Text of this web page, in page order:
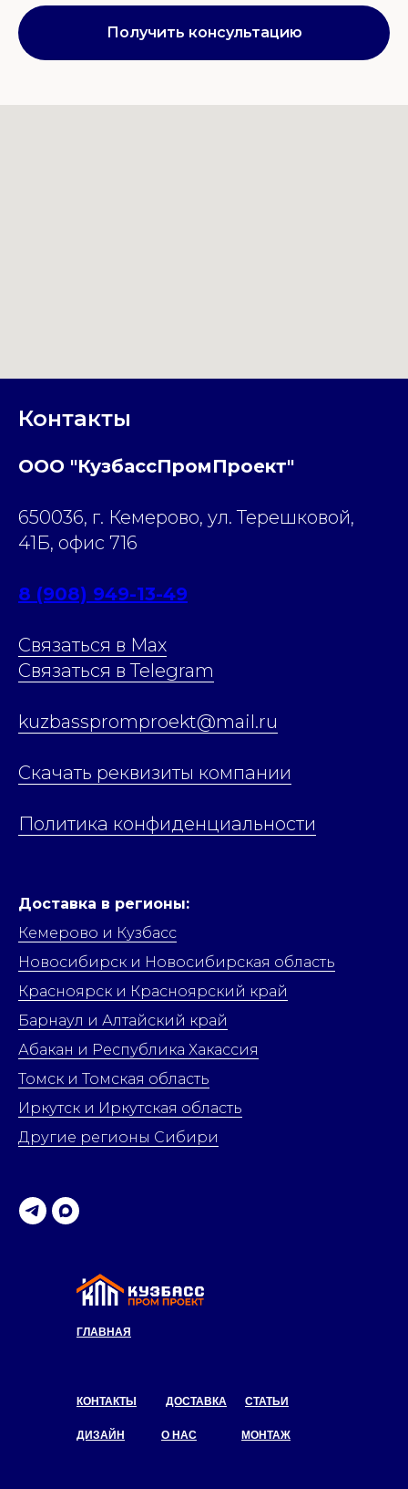
Получить консультацию
Контакты
ООО "КузбассПромПроект"
650036, г. Кемерово, ул. Терешковой,
41Б, офис 716
8 (908) 949-13-49
Связаться в Max
Связаться в Telegram
kuzbasspromproekt@mail.ru
Скачать реквизиты компании
Политика конфиденциальности
Доставка в регионы:
Кемерово и Кузбасс
Новосибирск и Новосибирская область
Красноярск и Красноярский край
Барнаул и Алтайский край
Абакан и Республика Хакассия
Томск и Томская область
Иркутск и Иркутская область
Другие регионы Сибири
ГЛАВНАЯ
О НАС
ДОСТАВКА СТАТЬИ
ДИЗАЙН МОНТАЖ
КОНТАКТЫ